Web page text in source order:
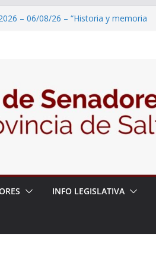
– 06/08/26 – “Historia y memoria
– 06/08/26 – Presentación del libro
del Dr. Víctor Alfredo Frías
– 06/08/26 – 82° Edición de la Expo
INFO LEGISLATIVA